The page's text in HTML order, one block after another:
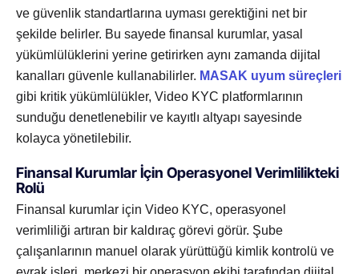
ve güvenlik standartlarına uyması gerektiğini net bir
şekilde belirler. Bu sayede finansal kurumlar, yasal
yükümlülüklerini yerine getirirken aynı zamanda dijital
kanalları güvenle kullanabilirler. MASAK uyum süreçleri
gibi kritik yükümlülükler, Video KYC platformlarının
sunduğu denetlenebilir ve kayıtlı altyapı sayesinde
kolayca yönetilebilir.
Finansal Kurumlar İçin Operasyonel Verimlilikteki
Rolü
Finansal kurumlar için Video KYC, operasyonel
verimliliği artıran bir kaldıraç görevi görür. Şube
çalışanlarının manuel olarak yürüttüğü kimlik kontrolü ve